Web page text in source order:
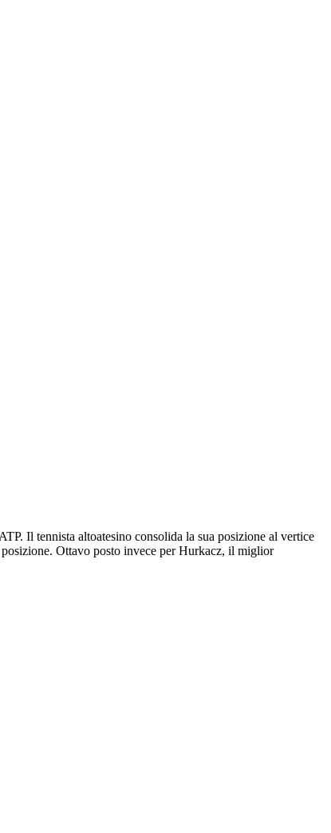
Il tennista altoatesino consolida la sua posizione al vertice
Ottavo posto invece per Hurkacz, il miglior